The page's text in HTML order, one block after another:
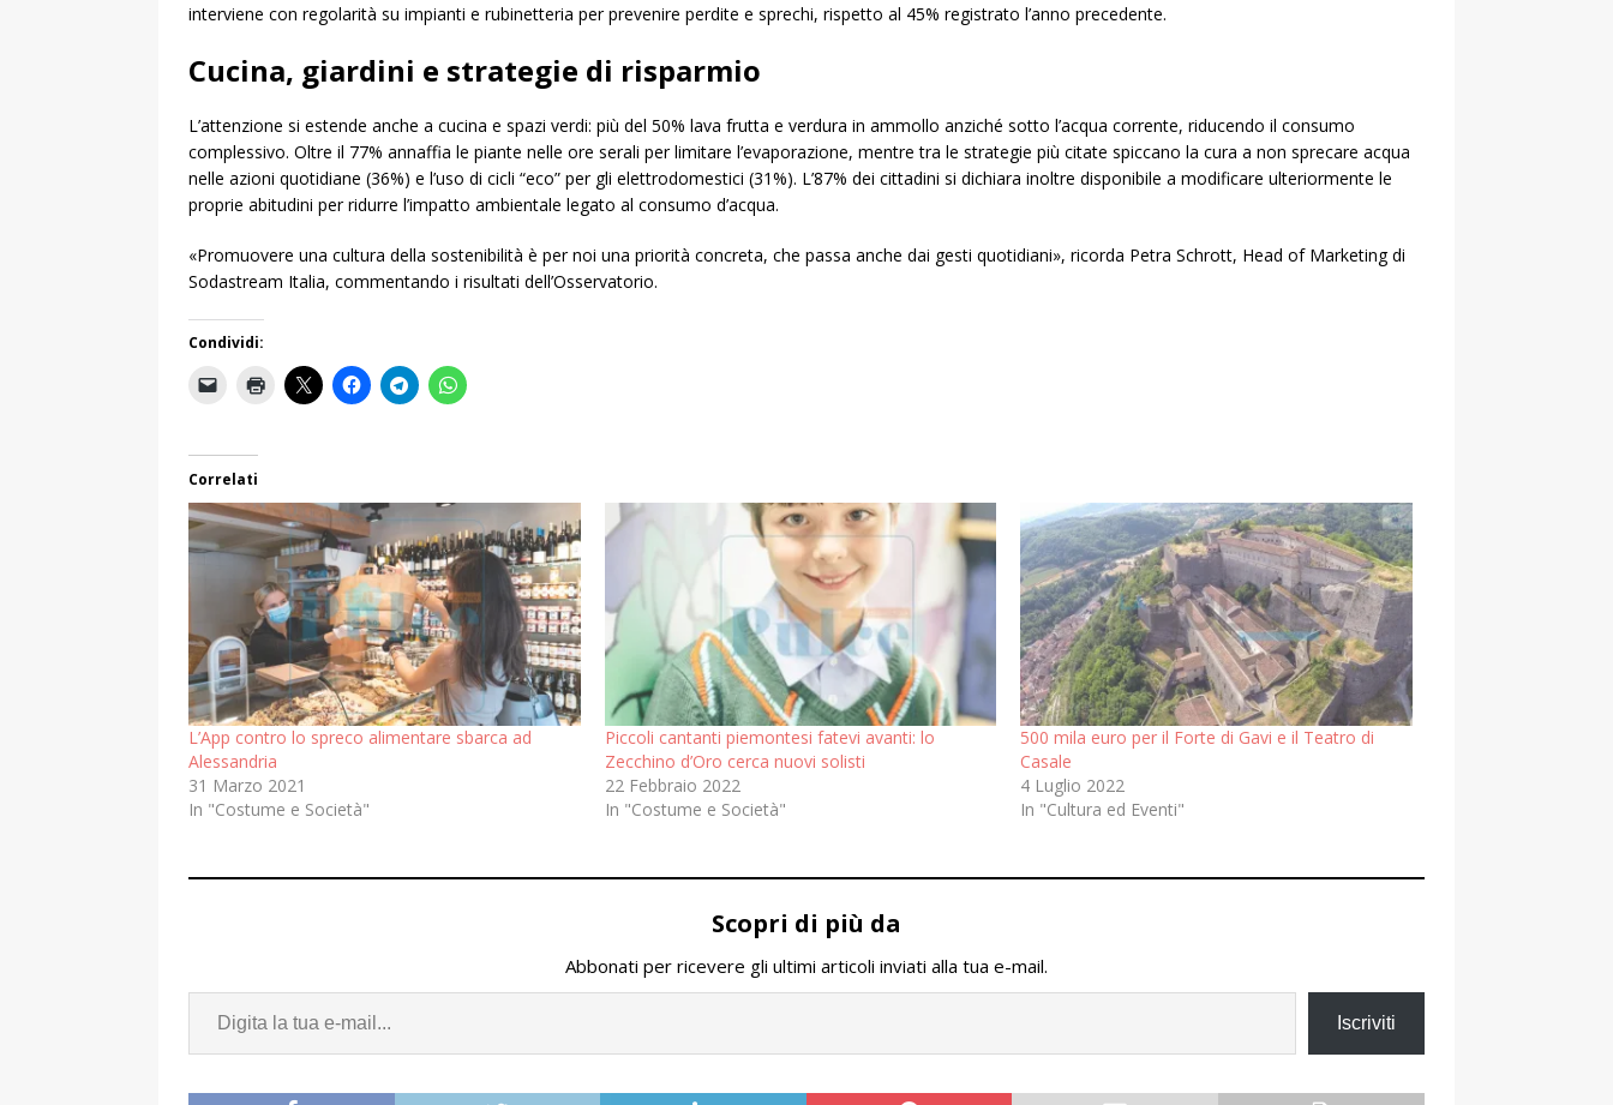
interviene con regolarità su impianti e rubinetteria per prevenire perdite e sprechi, rispetto al 45% registrato l’anno precedente.
Cucina, giardini e strategie di risparmio
L’attenzione si estende anche a cucina e spazi verdi: più del 50% lava frutta e verdura in ammollo anziché sotto l’acqua corrente, riducendo il consumo
complessivo. Oltre il 77% annaffia le piante nelle ore serali per limitare l’evaporazione, mentre tra le strategie più citate spiccano la cura a non sprecare acqua
nelle azioni quotidiane (36%) e l’uso di cicli “eco” per gli elettrodomestici (31%). L’87% dei cittadini si dichiara inoltre disponibile a modificare ulteriormente le
proprie abitudini per ridurre l’impatto ambientale legato al consumo d’acqua.
«Promuovere una cultura della sostenibilità è per noi una priorità concreta, che passa anche dai gesti quotidiani», ricorda Petra Schrott, Head of Marketing di
Sodastream Italia, commentando i risultati dell’Osservatorio.
Condividi:
Correlati
L’App contro lo spreco alimentare sbarca ad
Alessandria
31 Marzo 2021
In "Costume e Società"
Piccoli cantanti piemontesi fatevi avanti: lo
Zecchino d’Oro cerca nuovi solisti
22 Febbraio 2022
In "Costume e Società"
500 mila euro per il Forte di Gavi e il Teatro di
Casale
4 Luglio 2022
In "Cultura ed Eventi"
Scopri di più da
Abbonati per ricevere gli ultimi articoli inviati alla tua e-mail.
Iscriviti